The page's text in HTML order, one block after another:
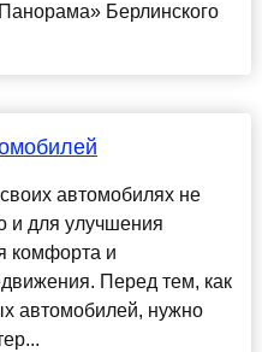
Берлинского
автомобилях не
и для улучшения
комфорта и
Перед тем, как
автомобилей, нужно